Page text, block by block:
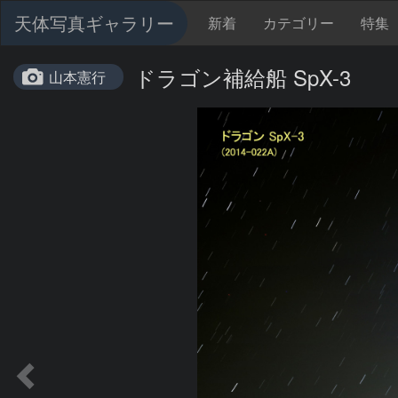
天体写真ギャラリー 新着 カテゴリー 特集
山本憲行 ドラゴン補給船 SpX-3